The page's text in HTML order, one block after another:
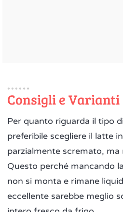
Consigli e Varianti
Per quanto riguarda il tipo
preferibile scegliere il latte
parzialmente scremato,
Questo perché mancando
non si monta e rimane
eccellente sarebbe meglio